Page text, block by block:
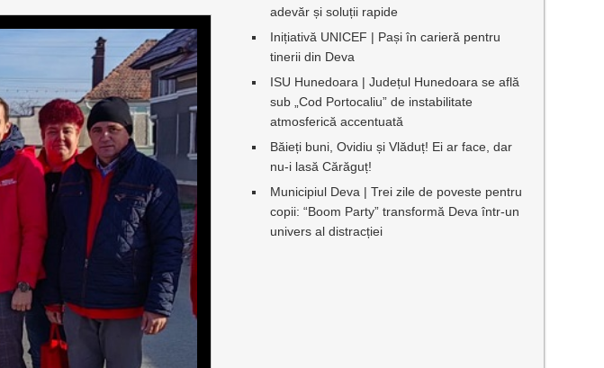
adevăr și soluții rapide
Inițiativă UNICEF | Pași în carieră pentru
tinerii din Deva
ISU Hunedoara | Județul Hunedoara se află
sub „Cod Portocaliu” de instabilitate
atmosferică accentuată
Băieți buni, Ovidiu și Vlăduț! Ei ar face, dar
nu-i lasă Cărăguț!
Municipiul Deva | Trei zile de poveste pentru
copii: “Boom Party” transformă Deva într-un
univers al distracției